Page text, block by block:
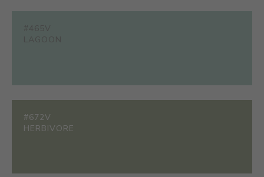
#672V
HERBIVORE